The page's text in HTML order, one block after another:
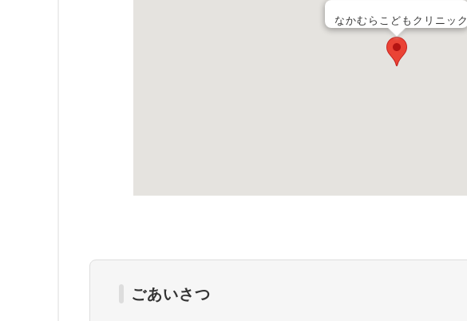
なかむらこどもクリニック
ごあいさつ